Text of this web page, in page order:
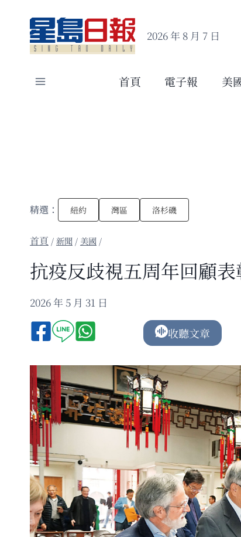
content
2026 年 8 月 7 日
首頁 電子報 美
精選： 紐約 灣區 洛杉磯
/新聞 / 美國 /
抗疫反歧視五周年回顧表
2026 年 5 月 31 日
收聽文章